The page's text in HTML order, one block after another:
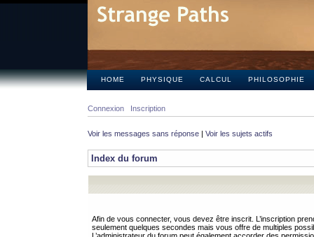
HOME PHYSIQUE CALCUL PHILOSOPHIE
Connexion Inscription
Voir les messages sans réponse | Voir les sujets actifs
Index du forum
Afin de vous connecter, vous devez être inscrit. L’inscription
seulement quelques secondes mais vous offre de multiples